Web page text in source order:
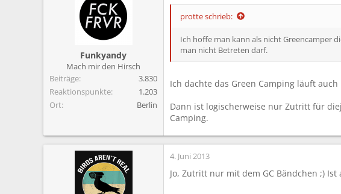
Funkyandy
Mach mir den Hirsch
Beiträge
3.830
Reaktionspunkte
1.203
Ort
Berlin
protte schrieb:
Ich hoffe man kann als nicht Greencamper
man nicht Betreten darf.
Ich dachte das Green Camping läuft
Dann ist logischerweise nur Zutritt für
Camping.
4. Juni 2013
Jo, Zutritt nur mit dem GC Bändchen ;) Ist